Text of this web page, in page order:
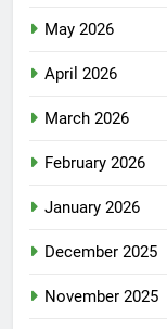
May 2026
April 2026
March 2026
February 2026
January 2026
December 2025
November 2025